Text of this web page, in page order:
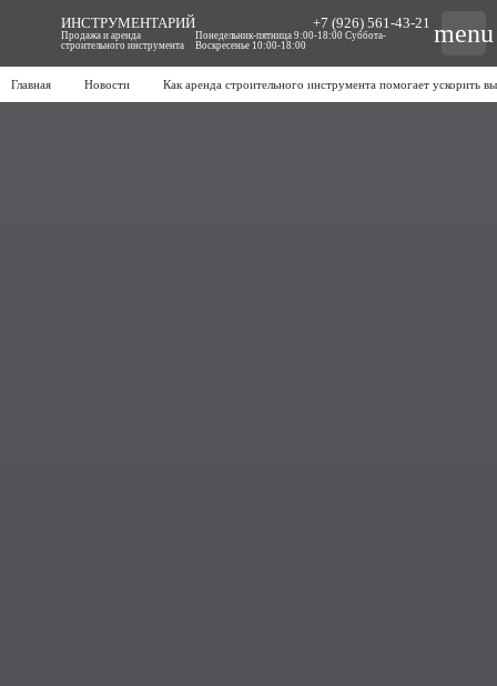
Главная Новости Как аренда строительного инструмента помогает ускорить
ИНСТРУМЕНТАРИЙ
Продажа и аренда
строительного инструмента
+7 (926) 561-43-21
Понедельник-пятница 9:00-18:00 Суббота-
Воскресенье 10:00-18:00
menu